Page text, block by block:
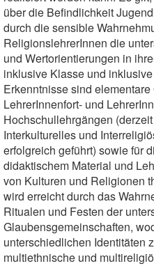
über die Befindlichkeit
durch die sensible
ReligionslehrerInnen die
und Wertorientierungen in
inklusive Klasse und
Erkenntnisse sind
LehrerInnenfort- und
Hochschullehrgängen
Interkulturelles und
erfolgreich geführt) sowie für
didaktischem Material und
von Kulturen und Religionen
wird erreicht durch das
Ritualen und Festen der
Glaubensgemeinschaften,
unterschiedlichen Identitäten
multiethnische und